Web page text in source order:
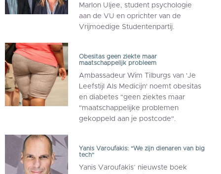
Marlon Uljee, student psychologie
aan de VU en oprichter van de
Vrijmoedige Studentenpartij.
Obesitas geen ziekte maar
maatschappelijk probleem
Ambassadeur Wim Tilburgs van 'Je
Leefstijl Als Medicijn' noemt obesitas
en diabetes "geen ziektes maar
"maatschappelijke problemen
gekoppeld aan je postcode".
Yanis Varoufakis: "We zijn dienaren van big
tech"
Yanis Varoufakis’ nieuwste boek